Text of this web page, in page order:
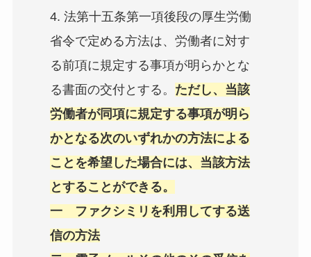
4. 法第十五条第一項後段の厚生労働
省令で定める方法は、労働者に対す
る前項に規定する事項が明らかとな
る書面の交付とする。 ただし、当該
労働者が同項に規定する事項が明ら
かとなる次のいずれかの方法による
ことを希望した場合には、当該方法
とすることができる。
一 ファクシミリを利用してする送
信の方法